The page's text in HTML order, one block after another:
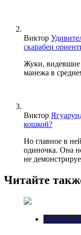
Виктор
скарабеи
Жуки, видевшие
манежа в
Виктор
кошкой?
Но главное в
одиночка. Она
не
Читайте
Статьи о